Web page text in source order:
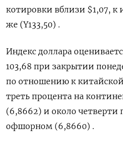
котировки вблизи $1,07, к
же (Y133,50) .
Индекс доллара
103,68 при закрытии
по отношению к
треть процента на
(6,8662) и около четверти
офшорном (6,8660) .